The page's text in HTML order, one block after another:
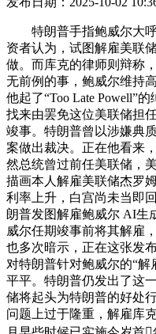
特朗普手指鲍威尔大呼
资者认为，试图解雇美联
做。而库克的律师则辩称
无前例的事，鲍威尔维持
他起了“Too Late Powell”
找来由罢免这位美联储担
竣事。特朗普曾以涉嫌典
案做出裁决。正在他看来
然总统曾过前任美联储，
描画本人解雇美联储杰罗
利率上升，白宫尚未当即
朗普发图解雇鲍威尔 AI生
威尔任期竣事前将其解雇
也多次暗示，正在这张发
对特朗普针对鲍威尔的“
平平。特朗普仍发出了这
储将起头为特朗普的好处
问题上过于隆重，解雇库